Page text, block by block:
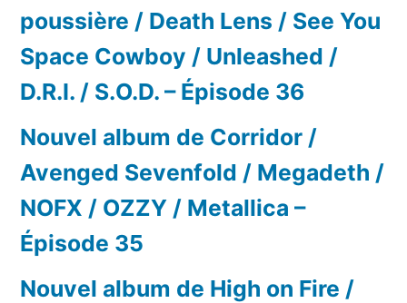
poussière / Death Lens / See You
Space Cowboy / Unleashed /
D.R.I. / S.O.D. – Épisode 36
Nouvel album de Corridor /
Avenged Sevenfold / Megadeth /
NOFX / OZZY / Metallica –
Épisode 35
Nouvel album de High on Fire /